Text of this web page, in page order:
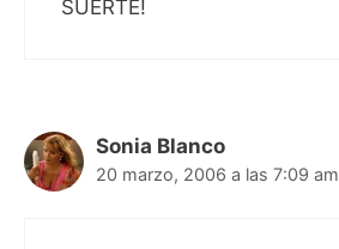
SUERTE!
Sonia Blanco
20 marzo, 2006 a las 7:09 am